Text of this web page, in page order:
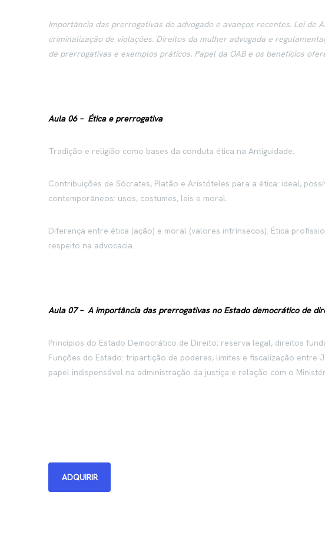
Importância das prerrogativas do advogado e avanços recentes. Lei de
criminalização de violações. Direitos da mulher advogada e
de prerrogativas e exemplos práticos. Papel da OAB e os benefícios
Aula 06 – Ética e prerrogativa
Tradição e religião como bases da conduta ética na Antiguidade.
Contribuições de Sócrates, Platão e Aristóteles para a ética: ideal,
contemporâneos: usos, costumes, leis e moral.
Diferença entre ética (ação) e moral (valores intrínsecos). Ética
respeito na advocacia.
Aula 07 – A importância das prerrogativas no Estado democrático de
Princípios do Estado Democrático de Direito: reserva legal, direitos
Funções do Estado: tripartição de poderes, limites e fiscalização entre
papel indispensável na administração da justiça e relação com o
ADQUIRIR